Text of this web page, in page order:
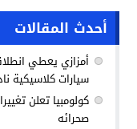
أحدث المقالات
أمزازي يعطي
سيارات كلاسيكية
كولومبيا تعلن
صحرائه